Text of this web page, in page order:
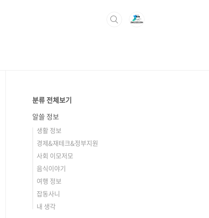
분류 전체보기
알쓸 정보
생활 정보
경제&재테크&정부지원
사회 이모저모
음식이야기
여행 정보
잡동사니
내 생각